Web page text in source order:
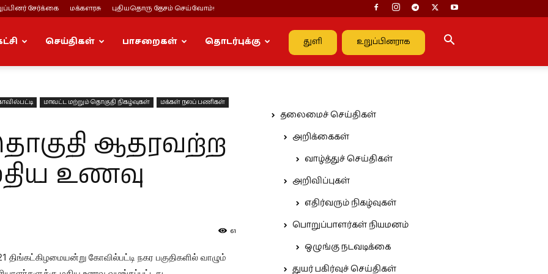
சேர்க்கை மக்களரசு புதியதொரு தேசம் செய்வோம்!
துளி உறுப்பினராக
செய்திகள் பாசறைகள் தொடர்புக்கு
மாவட்ட மற்றும் தொகுதி நிகழ்வுகள்
மக்கள் நலப் பணிகள்
ஆதரவற்ற
உணவு
61
கோவில்பட்டி நகர பகுதிகளில் வாழும்
தலைமைச் செய்திகள்
அறிக்கைகள்
வாழ்த்துச் செய்திகள்
அறிவிப்புகள்
எதிர்வரும் நிகழ்வுகள்
பொறுப்பாளர்கள் நியமனம்
ஒழுங்கு நடவடிக்கை
துயர் பகிர்வுச் செய்திகள்